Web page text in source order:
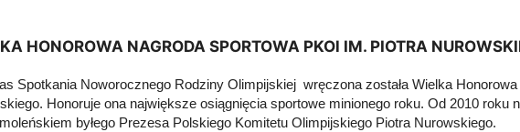
HONOROWA NAGRODA SPORTOWA PKOl IM. PIOTRA
Spotkania Noworocznego Rodziny Olimpijskiej wręczona została Wielka
Honoruje ona największe osiągnięcia sportowe minionego roku. Od 2010 roku
byłego Prezesa Polskiego Komitetu Olimpijskiego Piotra Nurowskiego.